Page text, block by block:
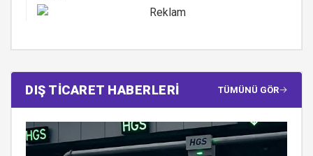
DIŞ TİCARET HABERLERİ TÜMÜNÜ GÖR